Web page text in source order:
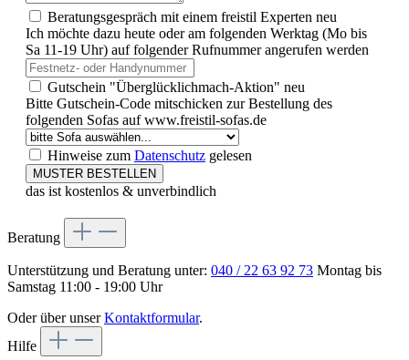
Beratungsgespräch mit einem freistil Experten neu
Ich möchte dazu heute oder am folgenden Werktag (Mo bis
Sa 11-19 Uhr) auf folgender Rufnummer angerufen werden
Gutschein "Überglücklichmach-Aktion" neu
Bitte Gutschein-Code mitschicken zur Bestellung des
folgenden Sofas auf www.freistil-sofas.de
Hinweise zum Datenschutz gelesen
MUSTER BESTELLEN
das ist kostenlos & unverbindlich
Beratung
Unterstützung und Beratung unter: 040 / 22 63 92 73 Montag bis
Samstag 11:00 - 19:00 Uhr
Oder über unserKontaktformular.
Hilfe